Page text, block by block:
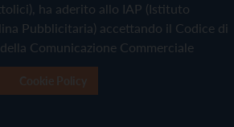
ha aderito allo IAP (Istituto
Pubblicitaria) accettando il Codice di
Comunicazione Commerciale